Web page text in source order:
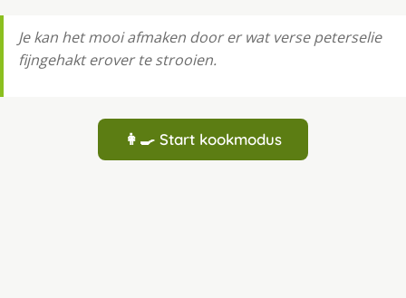
Je kan het mooi afmaken door er wat verse peterselie
fijngehakt erover te strooien.
👩‍🍳 Start kookmodus